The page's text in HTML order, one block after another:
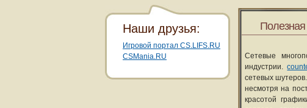
Сетевые
индустрии.
сетевых
несмотря на
красотой
Наши друзья:
Игровой портал CS.LIFS.RU
CSMania.RU